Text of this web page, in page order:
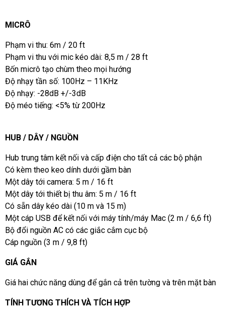
MICRÔ
Phạm vi thu: 6m / 20 ft
Phạm vi thu với mic kéo dài: 8,5 m / 28 ft
Bốn micrô tạo chùm theo mọi hướng
Độ nhạy tần số: 100Hz – 11KHz
Độ nhạy: -28dB +/-3dB
Độ méo tiếng: <5% từ 200Hz
HUB / DÂY / NGUỒN
Hub trung tâm kết nối và cấp điện cho tất cả các bộ phận
Có kèm theo keo dính dưới gầm bàn
Một dây tới camera: 5 m / 16 ft
Một dây tới thiết bị thu âm: 5 m / 16 ft
Có sẵn dây kéo dài (10 m và 15 m)
Một cáp USB để kết nối với máy tính/máy Mac (2 m / 6,6 ft)
Bộ đổi nguồn AC có các giắc cắm cục bộ
Cáp nguồn (3 m / 9,8 ft)
GIÁ GẮN
Giá hai chức năng dùng để gắn cả trên tường và trên mặt bàn
TÍNH TƯƠNG THÍCH VÀ TÍCH HỢP